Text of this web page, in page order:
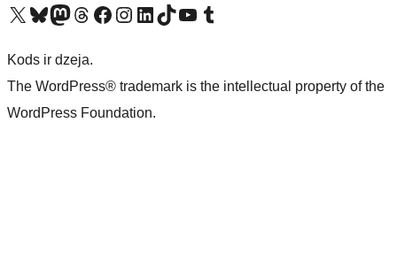
Apmeklējiet mūsu X (agrāk Twitter) kontu
Apmeklējiet mūsu Bluesky kontu
Apmeklējiet mūsu Mastodon kontu
Apmeklējiet mūsu Threads kontu
Apmeklējiet mūsu Facebook lapuApmeklējiet mūsu Instagram kontu
Apmeklējiet mūsu LinkedIn kontu
Apmeklējiet mūsu TikTok kontu
Apmeklējiet mūsu YouTube kanālu
Apmeklējiet mūsu Tumblr kontu
Kods ir dzeja.
The WordPress® trademark is the intellectual property of the
WordPress Foundation.